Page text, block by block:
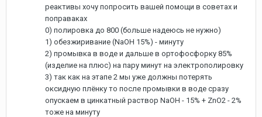
реактивы хочу попросить вашей помощи в советах и
поправаках
0) полировка до 800 (больше надеюсь не нужно)
1) обезжиривание (NaOH 15%) - минуту
2) промывка в воде и дальше в ортофосфорку 85%
(изделие на плюс) на пару минут на электрополировку
3) так как на этапе 2 мы уже должны потерять
оксидную плёнку то после промывки в воде сразу
опускаем в цинкатный раствор NaOH - 15% + ZnO2 - 2%
тоже на минуту